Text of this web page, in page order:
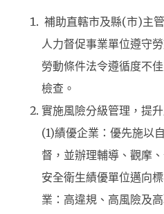
補助直轄市及縣(市)主
人力督促事業單位遵守
勞動條件法令遵循度不
檢查。
實施風險分級管理，提
(1)績優企業：優先施以
督，並辦理輔導、觀摩
安全衛生績優單位邁向
業：高違規、高風險及